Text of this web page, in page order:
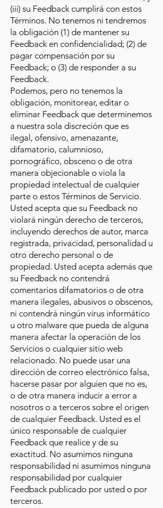
(iii) su Feedback cumplirá con estos
Términos. No tenemos ni tendremos
la obligación (1) de mantener su
Feedback en confidencialidad; (2) de
pagar compensación por su
Feedback; o (3) de responder a su
Feedback.
Podemos, pero no tenemos la
obligación, monitorear, editar o
eliminar Feedback que determinemos
a nuestra sola discreción que es
ilegal, ofensivo, amenazante,
difamatorio, calumnioso,
pornográfico, obsceno o de otra
manera objecionable o viola la
propiedad intelectual de cualquier
parte o estos Términos de Servicio.
Usted acepta que su Feedback no
violará ningún derecho de terceros,
incluyendo derechos de autor, marca
registrada, privacidad, personalidad u
otro derecho personal o de
propiedad. Usted acepta además que
su Feedback no contendrá
comentarios difamatorios o de otra
manera ilegales, abusivos o obscenos,
ni contendrá ningún virus informático
u otro malware que pueda de alguna
manera afectar la operación de los
Servicios o cualquier sitio web
relacionado. No puede usar una
dirección de correo electrónico falsa,
hacerse pasar por alguien que no es,
o de otra manera inducir a error a
nosotros o a terceros sobre el origen
de cualquier Feedback. Usted es el
único responsable de cualquier
Feedback que realice y de su
exactitud. No asumimos ninguna
responsabilidad ni asumimos ninguna
responsabilidad por cualquier
Feedback publicado por usted o por
terceros.